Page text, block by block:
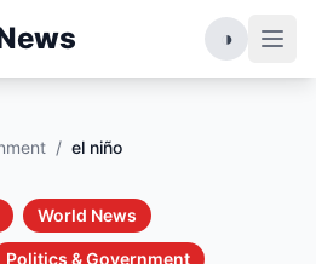
◑
/ el niño
World News
Politics & Government